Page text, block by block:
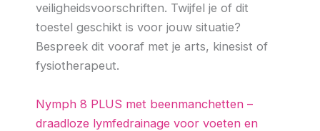
veiligheidsvoorschriften. Twijfel je of dit
toestel geschikt is voor jouw situatie?
Bespreek dit vooraf met je arts, kinesist of
fysiotherapeut.
Nymph 8 PLUS met beenmanchetten –
draadloze lymfedrainage voor voeten en